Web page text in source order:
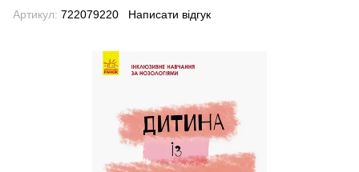
Артикул: 722079220 Написати відгук